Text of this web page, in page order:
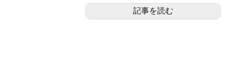
記事を読む